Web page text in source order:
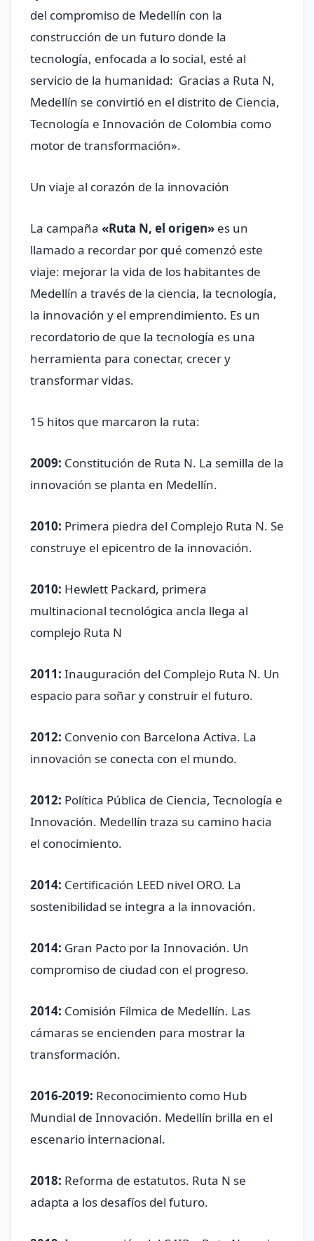
del compromiso de Medellín con la
construcción de un futuro donde la
tecnología, enfocada a lo social, esté al
servicio de la humanidad: Gracias a Ruta N,
Medellín se convirtió en el distrito de Ciencia,
Tecnología e Innovación de Colombia como
motor de transformación».
Un viaje al corazón de la innovación
La campaña «Ruta N, el origen» es un
llamado a recordar por qué comenzó este
viaje: mejorar la vida de los habitantes de
Medellín a través de la ciencia, la tecnología,
la innovación y el emprendimiento. Es un
recordatorio de que la tecnología es una
herramienta para conectar, crecer y
transformar vidas.
15 hitos que marcaron la ruta:
2009: Constitución de Ruta N. La semilla de la
innovación se planta en Medellín.
2010: Primera piedra del Complejo Ruta N. Se
construye el epicentro de la innovación.
2010: Hewlett Packard, primera
multinacional tecnológica ancla llega al
complejo Ruta N
2011: Inauguración del Complejo Ruta N. Un
espacio para soñar y construir el futuro.
2012: Convenio con Barcelona Activa. La
innovación se conecta con el mundo.
2012: Política Pública de Ciencia, Tecnología e
Innovación. Medellín traza su camino hacia
el conocimiento.
2014: Certificación LEED nivel ORO. La
sostenibilidad se integra a la innovación.
2014: Gran Pacto por la Innovación. Un
compromiso de ciudad con el progreso.
2014: Comisión Fílmica de Medellín. Las
cámaras se encienden para mostrar la
transformación.
2016-2019: Reconocimiento como Hub
Mundial de Innovación. Medellín brilla en el
escenario internacional.
2018: Reforma de estatutos. Ruta N se
adapta a los desafíos del futuro.